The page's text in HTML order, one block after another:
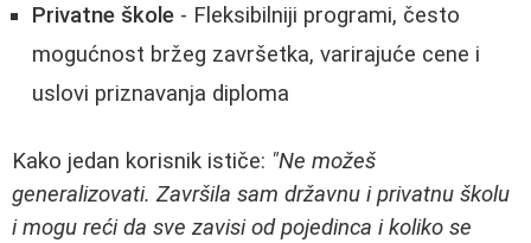
Privatne škole - Fleksibilniji programi, često
mogućnost bržeg završetka, varirajuće cene i
uslovi priznavanja diploma
Kako jedan korisnik ističe: "Ne možeš
generalizovati. Završila sam državnu i privatnu školu
i mogu reći da sve zavisi od pojedinca i koliko se